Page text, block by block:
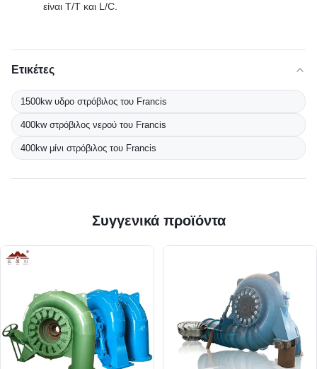
είναι T/T και L/C.
Ετικέτες
1500kw υδρο στρόβιλος του Francis
400kw στρόβιλος νερού του Francis
400kw μίνι στρόβιλος του Francis
Συγγενικά προϊόντα